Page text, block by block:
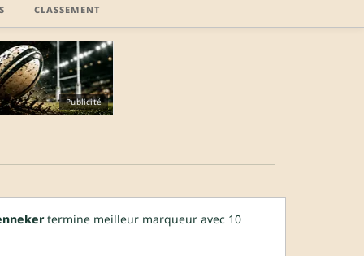
CLASSEMENT
Publicité
termine meilleur marqueur avec 10